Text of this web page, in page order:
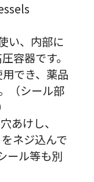
い、内部に
容器です。
でき、薬品
（シール部
あけし、
ネジ込んで
ール等も別